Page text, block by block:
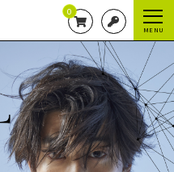
0
MENU